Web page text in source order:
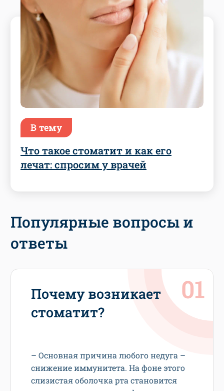
В тему
Что такое стоматит и как его
лечат: спросим у врачей
Популярные вопросы и
ответы
Почему возникает
стоматит?
– Основная причина любого недуга –
снижение иммунитета. На фоне этого
слизистая оболочка рта становится